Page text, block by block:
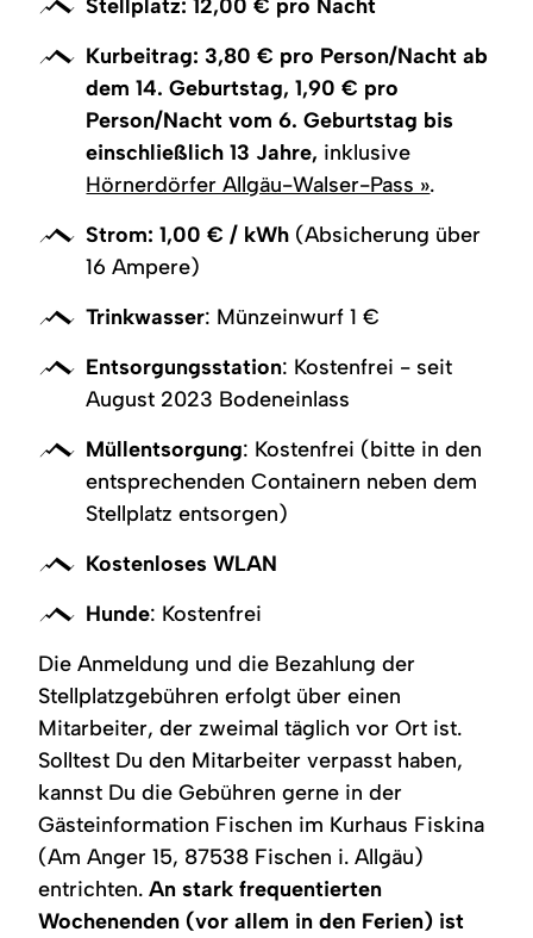
Stellplatz: 12,00 € pro Nacht
Kurbeitrag: 3,80 € pro Person/Nacht ab
dem 14. Geburtstag, 1,90 € pro
Person/Nacht vom 6. Geburtstag bis
einschließlich 13 Jahre, inklusive
Hörnerdörfer Allgäu-Walser-Pass ».
Strom: 1,00 € / kWh (Absicherung über
16 Ampere)
Trinkwasser: Münzeinwurf 1 €
Entsorgungsstation: Kostenfrei - seit
August 2023 Bodeneinlass
Müllentsorgung: Kostenfrei (bitte in den
entsprechenden Containern neben dem
Stellplatz entsorgen)
Kostenloses WLAN
Hunde: Kostenfrei
Die Anmeldung und die Bezahlung der
Stellplatzgebühren erfolgt über einen
Mitarbeiter, der zweimal täglich vor Ort ist.
Solltest Du den Mitarbeiter verpasst haben,
kannst Du die Gebühren gerne in der
Gästeinformation Fischen im Kurhaus Fiskina
(Am Anger 15, 87538 Fischen i. Allgäu)
entrichten.An stark frequentierten
Wochenenden (vor allem in den Ferien) ist